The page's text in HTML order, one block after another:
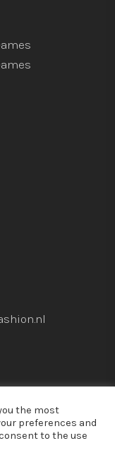
the most
preferences and
to the use